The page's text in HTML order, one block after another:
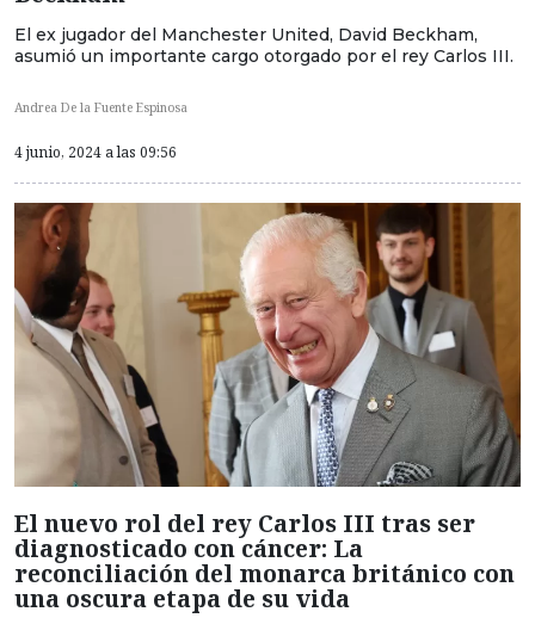
El ex jugador del Manchester United, David Beckham,
asumió un importante cargo otorgado por el rey Carlos III.
Andrea De la Fuente Espinosa
4 junio, 2024 a las 09:56
El nuevo rol del rey Carlos III tras ser
diagnosticado con cáncer: La
reconciliación del monarca británico con
una oscura etapa de su vida